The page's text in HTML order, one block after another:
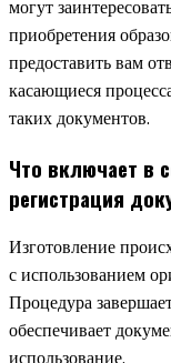
могут
приобретения
предоставить вам
касающиеся
таких документов.
Что включает в
регистрация
Изготовление
с использованием
Процедура
обеспечивает